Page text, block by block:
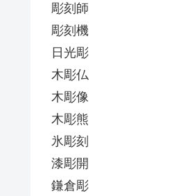
彫刻師
彫刻機
日光彫
木彫仏
木彫像
木彫熊
氷彫刻
漆彫開
鎌倉彫